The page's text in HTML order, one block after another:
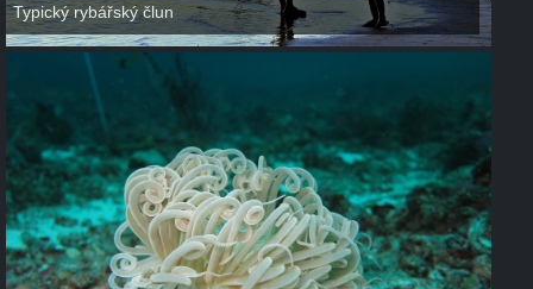
Typický rybářský člun